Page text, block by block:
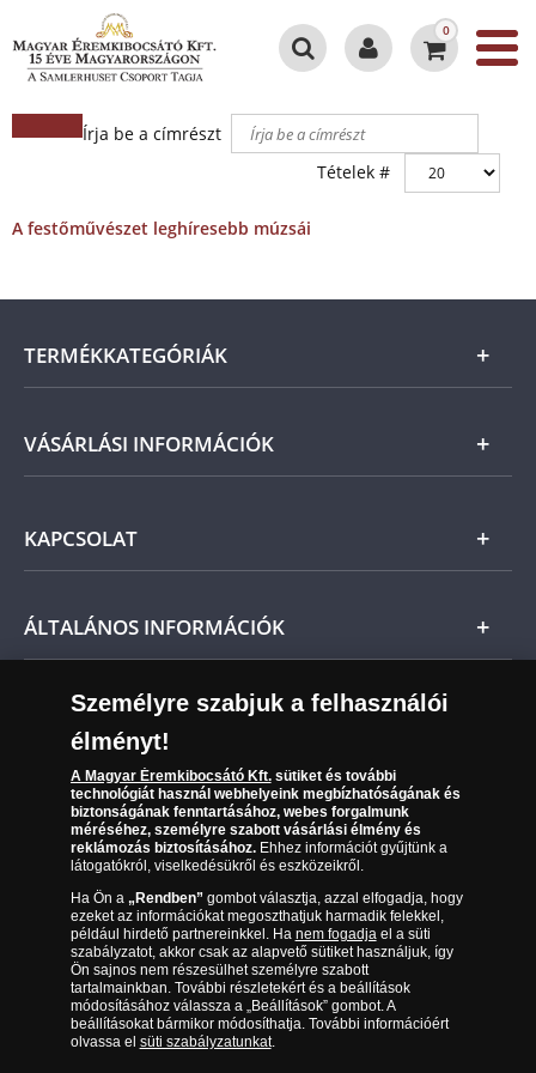
0
Írja be a címrészt
Tételek #
A festőművészet leghíresebb múzsái
TERMÉKKATEGÓRIÁK
Arany
Magyar
VÁSÁRLÁSI INFORMÁCIÓK
Kézbesítés
Reklamáció
Visszaküldés
Elállási űrlap
KAPCSOLAT
Ügyfélszolgálat
Leiratkozás a hírlevélről
Karrier
ÁLTALÁNOS INFORMÁCIÓK
Sütik (cookies) használata
Süti (cookies)Beállítások
Társaságunkról
Az érmék és érmek ára és értéke
Gyakran ismételt kérdések
Adatkezelés
06 80 888 889
(díjmentesen hívható hétfőtől csütörtökig 9.00 és 17.00
óra között, péntekenként 9.00 és 15.00 óra között)
Személyre szabjuk a felhasználói
élményt!
A Magyar Éremkibocsátó Kft.sütiket és további
technológiát használ webhelyeink megbízhatóságának és
biztonságának fenntartásához, webes forgalmunk
méréséhez, személyre szabott vásárlási élmény és
reklámozás biztosításához.Ehhez információt gyűjtünk a
látogatókról, viselkedésükről és eszközeikről.
Ha Ön a „Rendben”gombot választja, azzal elfogadja, hogy
ezeket az információkat megoszthatjuk harmadik felekkel,
például hirdető partnereinkkel. Ha nem fogadjael a süti
szabályzatot, akkor csak az alapvető sütiket használjuk, így
Ön sajnos nem részesülhet személyre szabott
tartalmainkban. További részletekért és a beállítások
módosításához válassza a „Beállítások” gombot. A
beállításokat bármikor módosíthatja. További információért
olvassa el süti szabályzatunkat.